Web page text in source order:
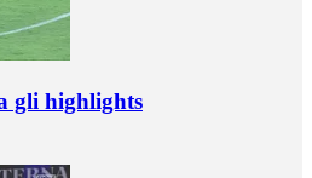
gli highlights